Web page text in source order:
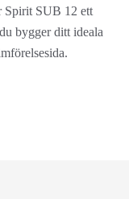
Spirit SUB 12 ett
bygger ditt ideala